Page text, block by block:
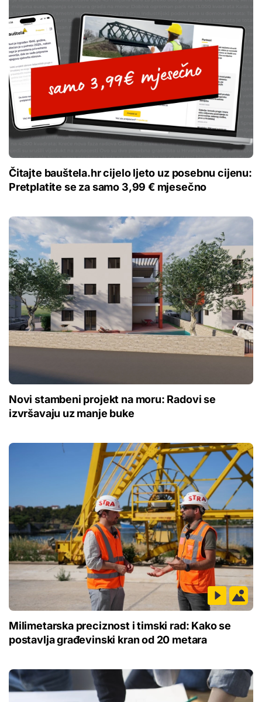
Čitajte bauštela.hr cijelo ljeto uz posebnu cijenu:
Pretplatite se za samo 3,99 € mjesečno
Novi stambeni projekt na moru: Radovi se
izvršavaju uz manje buke
Milimetarska preciznost i timski rad: Kako se
postavlja građevinski kran od 20 metara